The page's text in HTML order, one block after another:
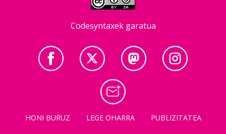
Codesyntaxek garatua
HONI BURUZ LEGE OHARRA
PUBLIZITATEA